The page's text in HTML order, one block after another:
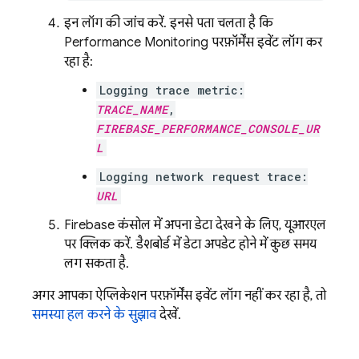
इन लॉग की जांच करें. इनसे पता चलता है कि
Performance Monitoring परफ़ॉर्मेंस इवेंट लॉग कर
रहा है:
Logging trace metric:
TRACE_NAME,
FIREBASE_PERFORMANCE_CONSOLE_UR
L
Logging network request trace:
URL
Firebase कंसोल में अपना डेटा देखने के लिए, यूआरएल
पर क्लिक करें. डैशबोर्ड में डेटा अपडेट होने में कुछ समय
लग सकता है.
अगर आपका ऐप्लिकेशन परफ़ॉर्मेंस इवेंट लॉग नहीं कर रहा है, तो
समस्या हल करने के सुझावदेखें.